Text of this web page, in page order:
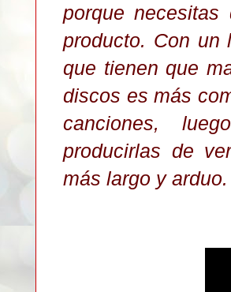
porque
producto. Con
que tienen que
discos es más
canciones,
producirlas de
más largo y arduo.